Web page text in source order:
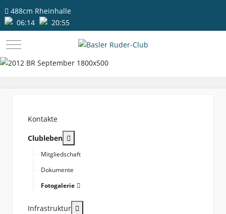
488cm Rheinhalle
06:14
20:55
Mobile Menu Toggle
Kontakte
Clubleben
Mitgliedschaft
Dokumente
Fotogalerie
Infrastruktur